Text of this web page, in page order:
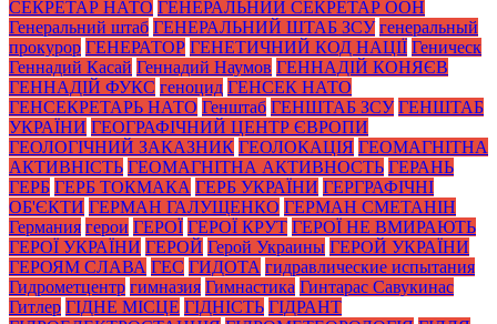
СЕКРЕТАР НАТО ГЕНЕРАЛЬНИЙ СЕКРЕТАР ООН
Генеральний штаб ГЕНЕРАЛЬНИЙ ШТАБ ЗСУ генеральный
прокурор ГЕНЕРАТОР ГЕНЕТИЧНИЙ КОД НАЦІЇ Геническ
Геннадий Касай Геннадий Наумов ГЕННАДІЙ КОНЯЄВ
ГЕННАДІЙ ФУКС геноцид ГЕНСЕК НАТО
ГЕНСЕКРЕТАРЬ НАТО Генштаб ГЕНШТАБ ЗСУ ГЕНШТАБ
УКРАЇНИ ГЕОГРАФІЧНИЙ ЦЕНТР ЄВРОПИ
ГЕОЛОГІЧНИЙ ЗАКАЗНИК ГЕОЛОКАЦІЯ ГЕОМАГНІТНА
АКТИВНІСТЬ ГЕОМАГНІТНА АКТИВНОСТЬ ГЕРАНЬ
ГЕРБ ГЕРБ ТОКМАКА ГЕРБ УКРАЇНИ ГЕРГРАФІЧНІ
ОБ'ЄКТИ ГЕРМАН ГАЛУЩЕНКО ГЕРМАН СМЕТАНІН
Германия герои ГЕРОЇ ГЕРОЇ КРУТ ГЕРОЇ НЕ ВМИРАЮТЬ
ГЕРОЇ УКРАЇНИ ГЕРОЙ Герой Украины ГЕРОЙ УКРАЇНИ
ГЕРОЯМ СЛАВА ГЕС ГИДОТА гидравлические испытания
Гидрометцентр гимназия Гимнастика Гинтарас Савукинас
Гитлер ГІДНЕ МІСЦЕ ГІДНІСТЬ ГІДРАНТ